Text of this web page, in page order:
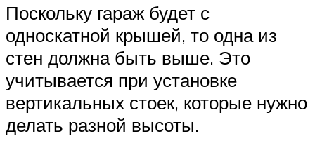
Поскольку гараж будет с
односкатной крышей, то одна из
стен должна быть выше. Это
учитывается при установке
вертикальных стоек, которые нужно
делать разной высоты.